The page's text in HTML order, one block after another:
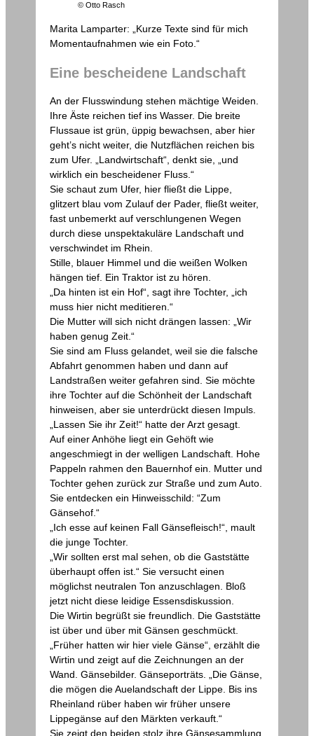
© Otto Rasch
Marita Lamparter: „Kurze Texte sind für mich
Momentaufnahmen wie ein Foto.“
Eine bescheidene Landschaft
An der Flusswindung stehen mächtige Weiden.
Ihre Äste reichen tief ins Wasser. Die breite
Flussaue ist grün, üppig bewachsen, aber hier
geht’s nicht weiter, die Nutzflächen reichen bis
zum Ufer. „Landwirtschaft“, denkt sie, „und
wirklich ein bescheidener Fluss.“
Sie schaut zum Ufer, hier fließt die Lippe,
glitzert blau vom Zulauf der Pader, fließt weiter,
fast unbemerkt auf verschlungenen Wegen
durch diese unspektakuläre Landschaft und
verschwindet im Rhein.
Stille, blauer Himmel und die weißen Wolken
hängen tief. Ein Traktor ist zu hören.
„Da hinten ist ein Hof“, sagt ihre Tochter, „ich
muss hier nicht meditieren.“
Die Mutter will sich nicht drängen lassen: „Wir
haben genug Zeit.“
Sie sind am Fluss gelandet, weil sie die falsche
Abfahrt genommen haben und dann auf
Landstraßen weiter gefahren sind. Sie möchte
ihre Tochter auf die Schönheit der Landschaft
hinweisen, aber sie unterdrückt diesen Impuls.
„Lassen Sie ihr Zeit!“ hatte der Arzt gesagt.
Auf einer Anhöhe liegt ein Gehöft wie
angeschmiegt in der welligen Landschaft. Hohe
Pappeln rahmen den Bauernhof ein. Mutter und
Tochter gehen zurück zur Straße und zum Auto.
Sie entdecken ein Hinweisschild: “Zum
Gänsehof.“
„Ich esse auf keinen Fall Gänsefleisch!“, mault
die junge Tochter.
„Wir sollten erst mal sehen, ob die Gaststätte
überhaupt offen ist.“ Sie versucht einen
möglichst neutralen Ton anzuschlagen. Bloß
jetzt nicht diese leidige Essensdiskussion.
Die Wirtin begrüßt sie freundlich. Die Gaststätte
ist über und über mit Gänsen geschmückt.
„Früher hatten wir hier viele Gänse“, erzählt die
Wirtin und zeigt auf die Zeichnungen an der
Wand. Gänsebilder. Gänseporträts. „Die Gänse,
die mögen die Auelandschaft der Lippe. Bis ins
Rheinland rüber haben wir früher unsere
Lippegänse auf den Märkten verkauft.“
Sie zeigt den beiden stolz ihre Gänsesammlung